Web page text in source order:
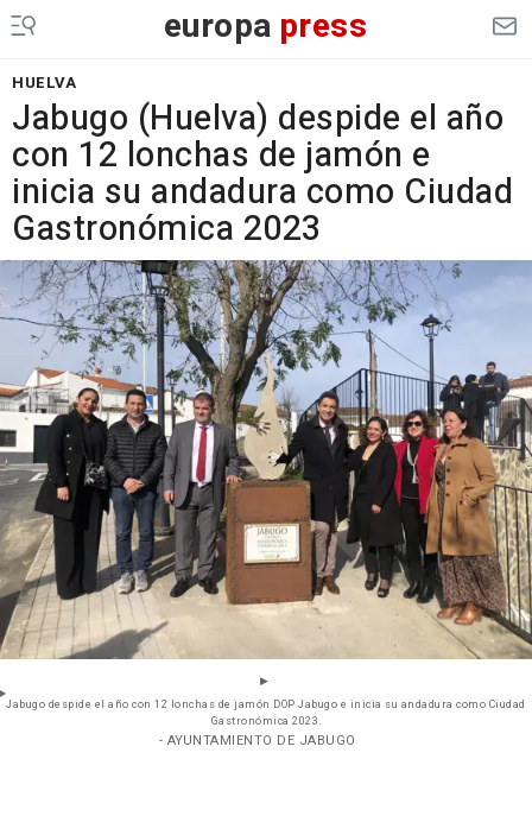
europa press
HUELVA
Jabugo (Huelva) despide el año
con 12 lonchas de jamón e
inicia su andadura como Ciudad
Gastronómica 2023
Jabugo despide el año con 12 lonchas de jamón DOP Jabugo e inicia su andadura como Ciudad
Gastronómica 2023.
- AYUNTAMIENTO DE JABUGO